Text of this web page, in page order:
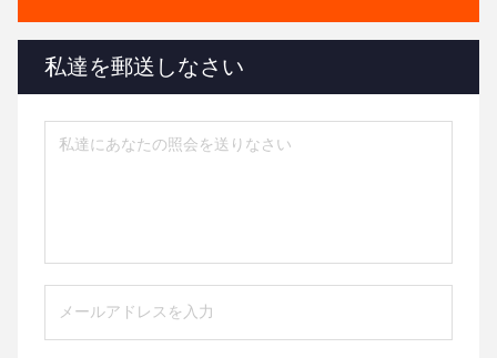
私達を郵送しなさい